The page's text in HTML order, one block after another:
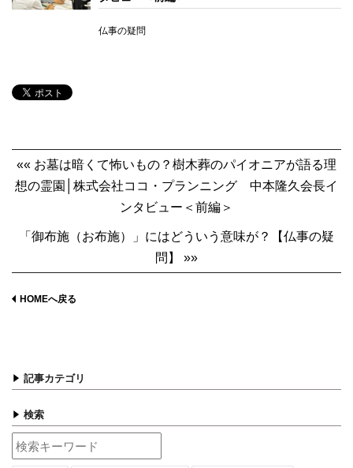
仏事の疑問
«« お墓は暗くて怖いもの？樹木葬のパイオニアが語る理
想の霊園│株式会社ココ・プランニング 中本隆久会長イ
ンタビュー＜前編＞
「御布施（お布施）」にはどういう意味が？【仏事の疑
問】 »»
HOMEへ戻る
記事カテゴリ
検索